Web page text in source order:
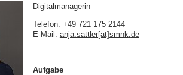
Digitalmanagerin
Telefon: +49 721 175 2144
E-Mail: anja.sattler[at]smnk.de
Aufgabe